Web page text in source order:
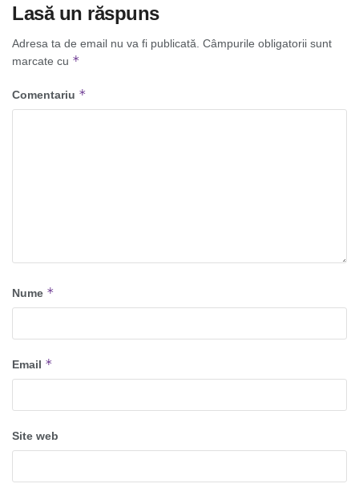
Lasă un răspuns
Adresa ta de email nu va fi publicată. Câmpurile obligatorii sunt
marcate cu *
Comentariu *
Nume *
Email *
Site web